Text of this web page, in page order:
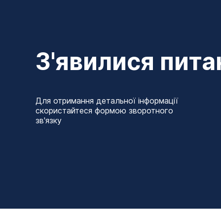
З'явилися
Для отримання детальної інформації
скористайтеся формою зворотного
зв'язку